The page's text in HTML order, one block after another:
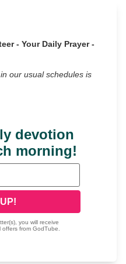
- Your Daily Prayer -
our usual schedules is